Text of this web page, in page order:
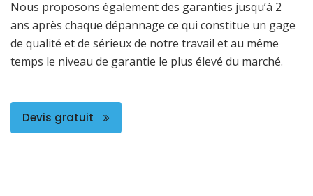
Nous proposons également des garanties jusqu’à 2
ans après chaque dépannage ce qui constitue un gage
de qualité et de sérieux de notre travail et au même
temps le niveau de garantie le plus élevé du marché.
Devis gratuit